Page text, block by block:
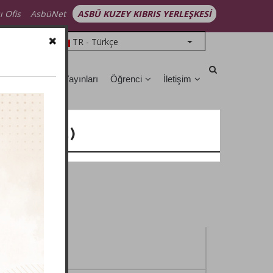
Ofis AsbüNet ASBÜ KUZEY KIBRIS YERLEŞKESİ
TR - Türkçe
List additional
ASBÜ Yayınları Öğrenci İletişim
KKTC)